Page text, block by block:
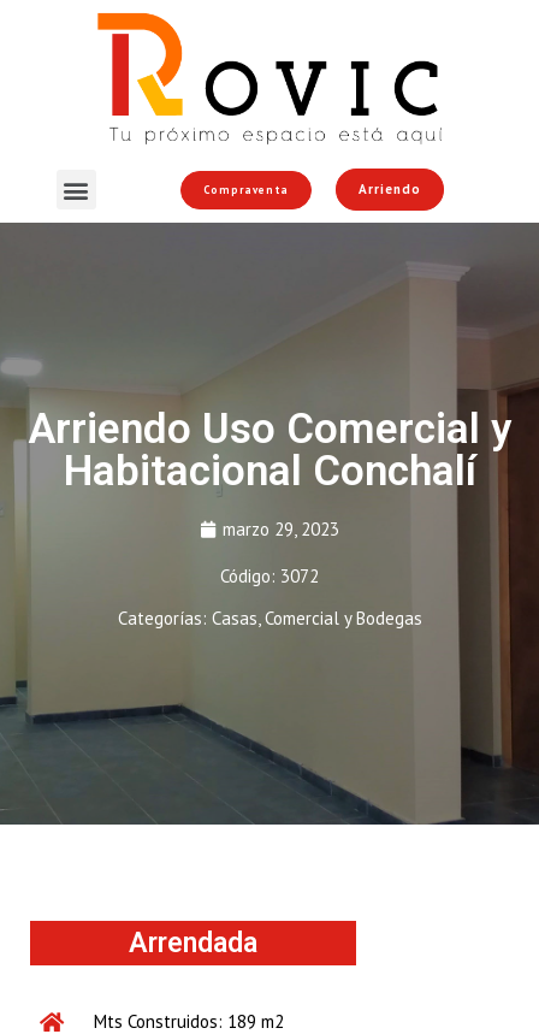
Compraventa Arriendo
Arriendo Uso Comercial y
Habitacional Conchalí
marzo 29, 2023
Código: 3072
Categorías: Casas,Comercial y Bodegas
Arrendada
Mts Construidos: 189 m2